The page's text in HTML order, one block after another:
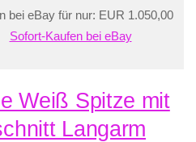
bei eBay für nur: EUR 1.050,00
Sofort-Kaufen bei eBay
Weiß Spitze mit
Langarm